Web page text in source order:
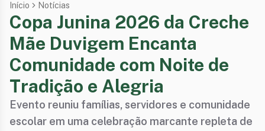
Início Notícias
Copa Junina 2026 da Creche
Mãe Duvigem Encanta
Comunidade com Noite de
Tradição e Alegria
Evento reuniu famílias, servidores e comunidade
escolar em uma celebração marcante repleta de